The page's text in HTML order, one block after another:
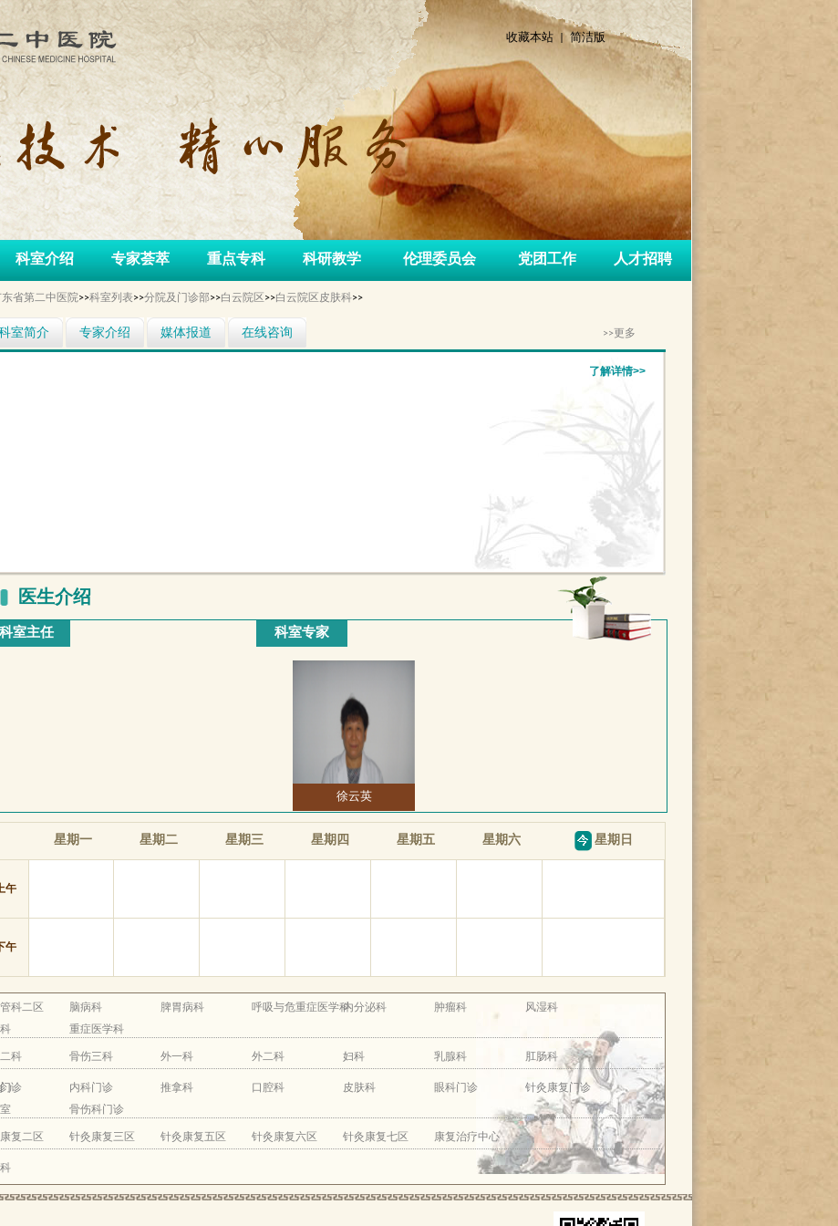
收藏本站 | 简洁版
科室介绍 专家荟萃 重点专科 科研教学 伦理委员会 党团工作 人才招聘
东省第二中医院>>科室列表>>分院及门诊部>>白云院区 >>白云院区皮肤科>>
室简介 专家介绍 媒体报道 在线咨询 >>更多
了解详情>>
医生介绍
科室主任 科室专家
徐云英
星期一 星期二 星期三 星期四 星期五 星期六 星期日
午
午
科二区 脑病科 脾胃病科 呼吸与危重症医学科内分泌科 肿瘤科
风湿科
重症医学科
科 骨伤三科 外一科 外二科 妇科 乳腺科 肛肠科
）诊 内科门诊 推拿科 口腔科 皮肤科 眼科门诊
针灸康复门诊
骨伤科门诊
复二区 针灸康复三区 针灸康复五区 针灸康复六区 针灸康复七区 康复治疗中心